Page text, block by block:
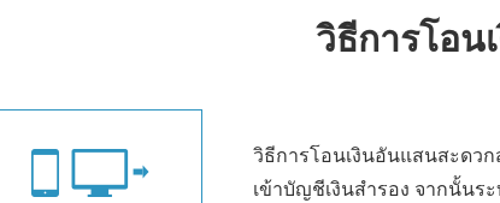
วิธีการโอน
วิธีการโอนเงินอันแสนสะดว
เข้าบัญชีเงินสำรอง จากนั้นร